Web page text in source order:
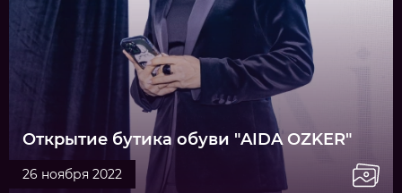
Открытие бутика обуви "AIDA OZKER"
26 ноября 2022